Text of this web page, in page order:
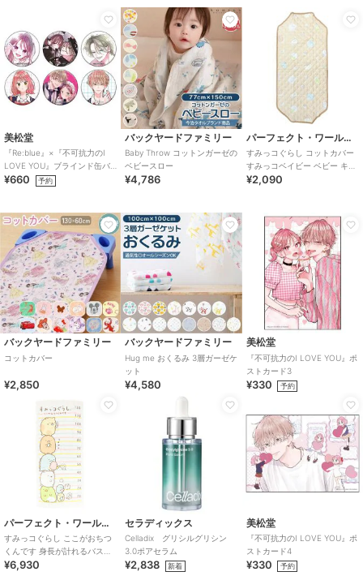
美松堂
『Re:blue』×『不可抗力のI
LOVE YOU』ブラインド缶バ
ッジ（全6種）
¥660 予約
バックヤードファミリー
Baby Throw コットンガーゼの
ベビースロー
¥4,786
パーフェクト・ワールド・トーキョー
すみっコぐらし コットカバー
すみっコベイビー ベビー キッ
ズ すみっこ
¥2,090
バックヤードファミリー
コットカバー
¥2,850
バックヤードファミリー
Hug me おくるみ 3層ガーゼケ
ット
¥4,580
美松堂
『不可抗力のI LOVE YOU』ポ
ストカード3
¥330 予約
パーフェクト・ワールド・トーキョー
すみっコぐらし ここがおちつ
くんです 身長が計れるバスタ
¥6,930
セラディックス
Celladix グリシルグリシン
3.0ポアセラム
¥2,838 新着
美松堂
『不可抗力のI LOVE YOU』ポ
ストカード4
¥330 予約